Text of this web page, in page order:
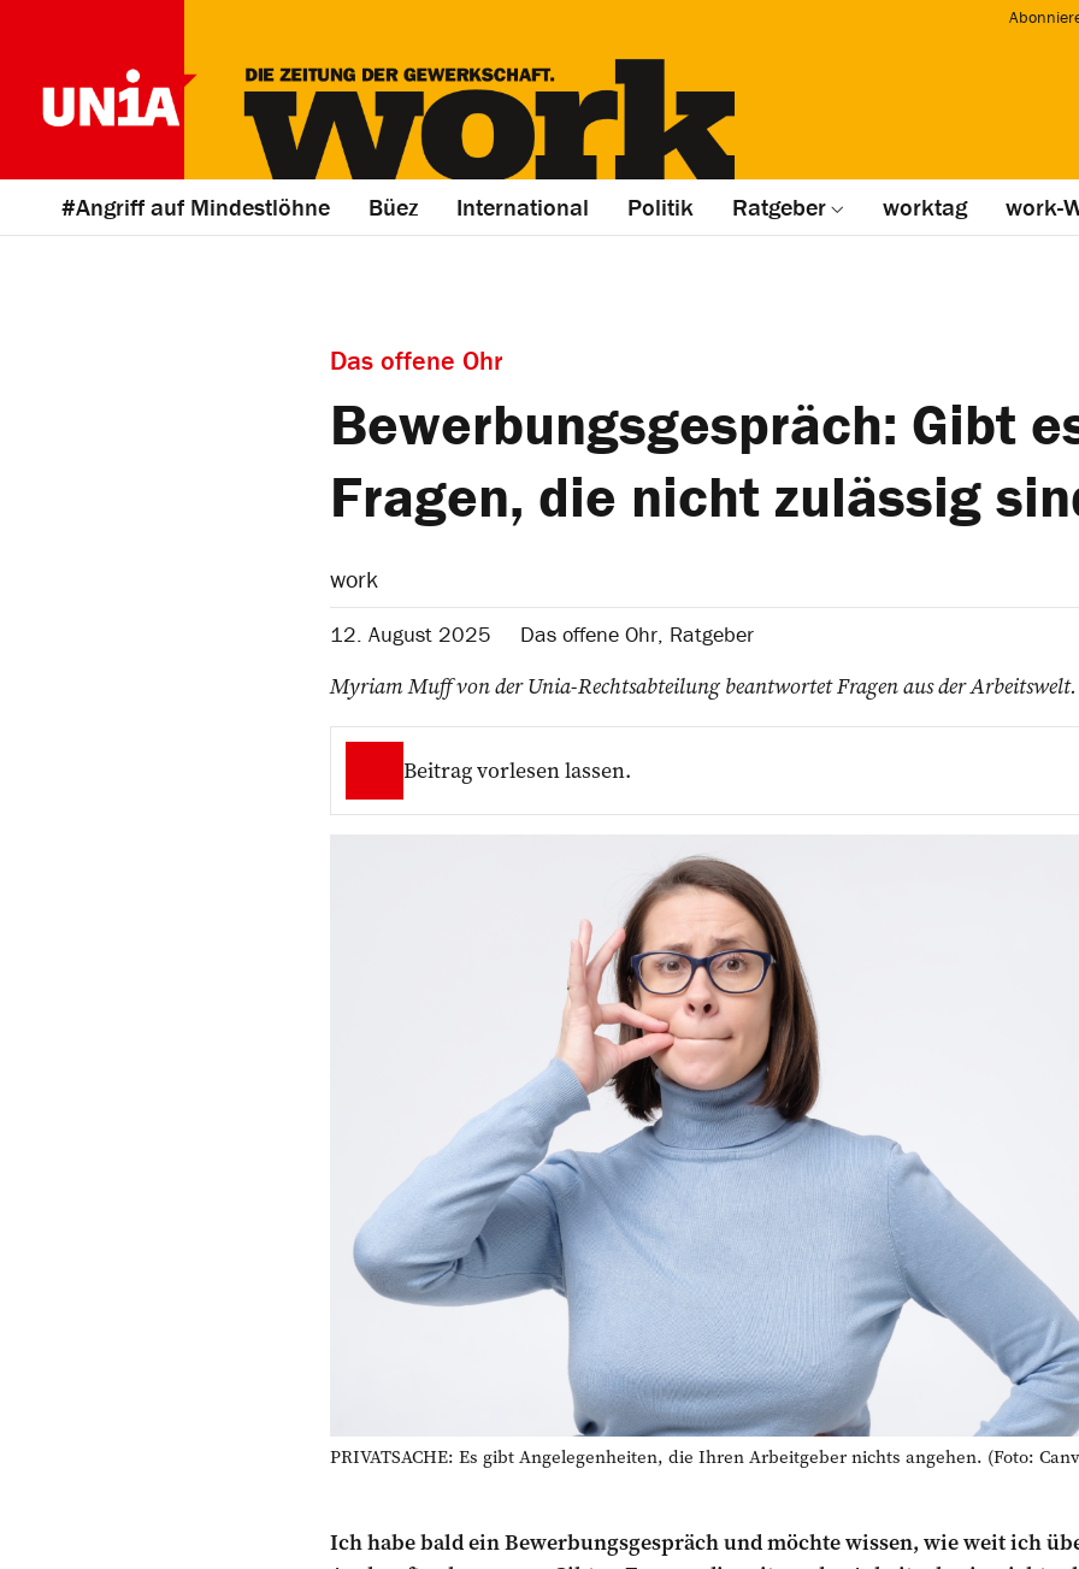
#Angriff auf Mindestlöhne Büez International Politik Ratgeber worktag work-
Das offene Ohr
Bewerbungsgespräch: Gibt
Fragen, die nicht zulässig
work
12. August 2025 Das offene Ohr, Ratgeber
Myriam Muff von der Unia-Rechtsabteilung beantwortet Fragen aus der Arbeitswelt.
Beitrag vorlesen lassen.
PRIVATSACHE: Es gibt Angelegenheiten, die Ihren Arbeitgeber nichts angehen. (Foto:
Ich habe bald ein Bewerbungsgespräch und möchte wissen, wie weit ich